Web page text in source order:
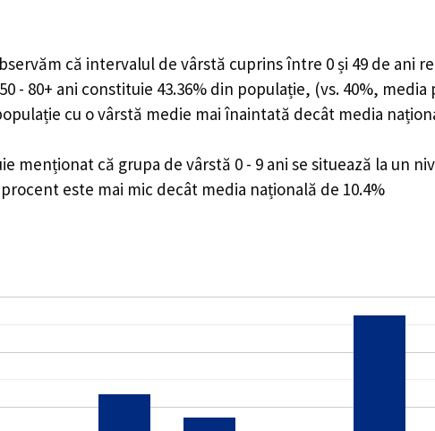
că intervalul de vârstă cuprins între 0 și 49 de ani
- 80+ ani constituie 43.36% din populație, (vs. 40%, media
cu o vârstă medie mai înaintată decât media
menționat că grupa de vârstă 0 - 9 ani se situează la un
este mai mic decât media națională de 10.4%